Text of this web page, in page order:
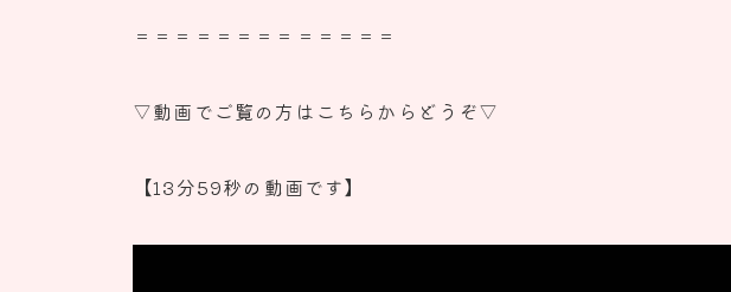
＝＝＝＝＝＝＝＝＝＝＝＝＝
▽動画でご覧の方はこちらからどうぞ▽
【13分59秒の動画です】